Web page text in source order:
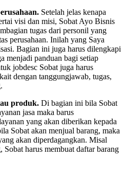
Setelah jelas kenapa
visi dan misi, Sobat Ayo Bisnis
tugas dari personil yang
perusahaan. Inilah yang Saya
Bagian ini juga harus dilengkapi
menjadi panduan bagi setiap
jobdesc Sobat juga harus
dengan tanggungjawab, tugas,
produk. Di bagian ini bila Sobat
jasa maka barus
yang akan diberikan kepada
Sobat akan menjual barang, maka
akan diperdagangkan. Misal
harus membuat daftar barang